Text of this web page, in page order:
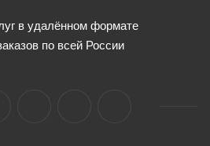
в удалённом формате
по всей России